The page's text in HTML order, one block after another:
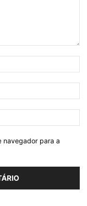
navegador para a